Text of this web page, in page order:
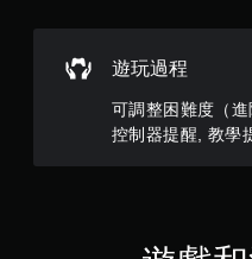
遊玩過程
可調整困難度（進
控制器提醒, 教學